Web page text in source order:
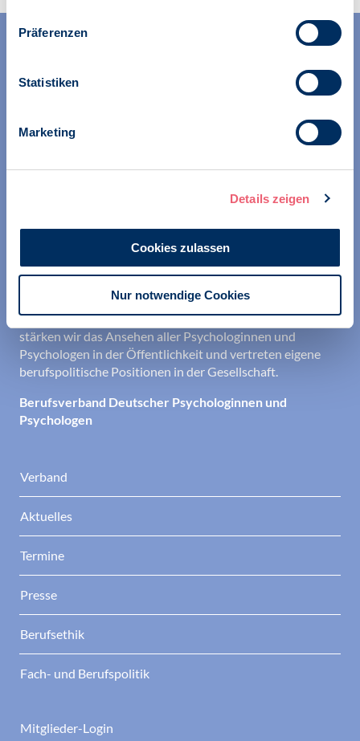
Präferenzen
Statistiken
Marketing
Details zeigen
Cookies zulassen
Nur notwendige Cookies
Wir unterstützen alle Psychologinnen und Psychologen in
anderem durch Orientierung beim Aufbau der beruflichen
aktueller Informationen aus Wissenschaft und Praxis für
dafür, dass Erkenntnisse der Psychologie kompetent und
verantwortungsvoll umgesetzt werden. Darüber hinaus
stärken wir das Ansehen aller Psychologinnen und
Psychologen in der Öffentlichkeit und vertreten eigene
berufspolitische Positionen in der Gesellschaft.
Berufsverband Deutscher Psychologinnen und
Psychologen
Verband
Aktuelles
Termine
Presse
Berufsethik
Fach- und Berufspolitik
Mitglieder-Login